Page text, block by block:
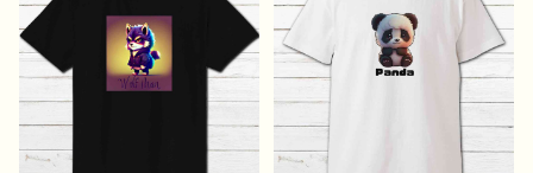
ド H-7 タイトル：青い真
珠の耳飾りの少女 Tシャ
ツ
白 半袖シャツ コラボ
オリジナル デザイン グッ
ズ ノンブランド H-7